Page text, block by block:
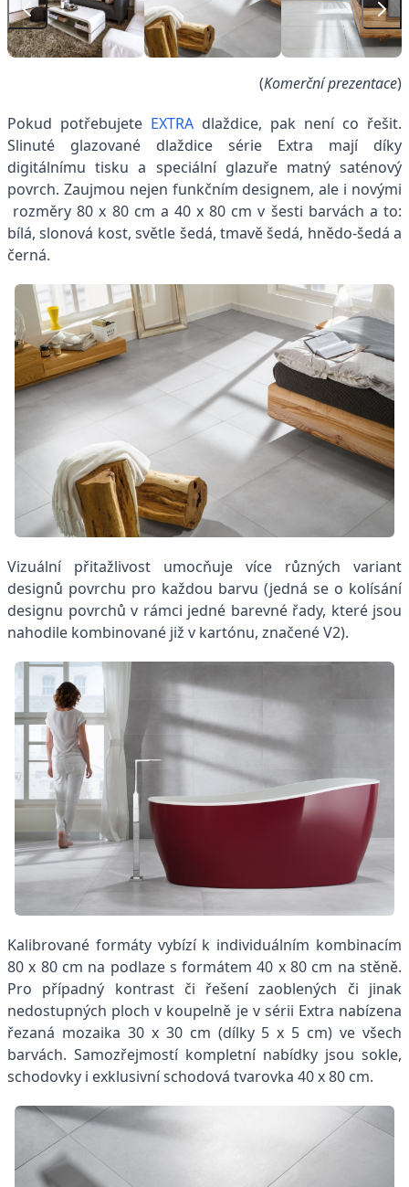
(Komerční prezentace)
Pokud potřebujete EXTRA dlaždice, pak není co řešit.
Slinuté glazované dlaždice série Extra mají díky
digitálnímu tisku a speciální glazuře matný saténový
povrch. Zaujmou nejen funkčním designem, ale i novými
rozměry 80 x 80 cm a 40 x 80 cm v šesti barvách a to:
bílá, slonová kost, světle šedá, tmavě šedá, hnědo-šedá a
černá.
Vizuální přitažlivost umocňuje více různých variant
designů povrchu pro každou barvu (jedná se o kolísání
designu povrchů v rámci jedné barevné řady, které jsou
nahodile kombinované již v kartónu, značené V2).
Kalibrované formáty vybízí k individuálním kombinacím
80 x 80 cm na podlaze s formátem 40 x 80 cm na stěně.
Pro případný kontrast či řešení zaoblených či jinak
nedostupných ploch v koupelně je v sérii Extra nabízena
řezaná mozaika 30 x 30 cm (dílky 5 x 5 cm) ve všech
barvách. Samozřejmostí kompletní nabídky jsou sokle,
schodovky i exklusivní schodová tvarovka 40 x 80 cm.